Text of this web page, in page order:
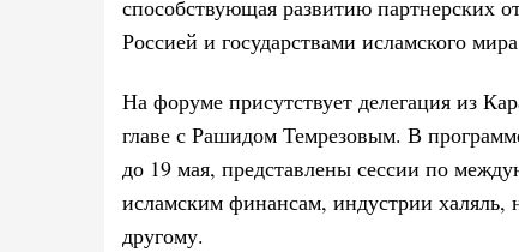
способствующая развитию партнерских
Россией и государствами исламского
На форуме присутствует делегация из
главе с Рашидом Темрезовым. В
до 19 мая, представлены сессии по
исламским финансам, индустрии
другому.